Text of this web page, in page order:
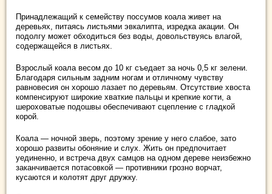
Принадлежащий к семейству поссумов коала живет на
деревьях, питаясь листьями эвкалипта, изредка акации. Он
подолгу может обходиться без воды, довольствуясь влагой,
содержащейся в листьях.
Взрослый коала весом до 10 кг съедает за ночь 0,5 кг зелени.
Благодаря сильным задним ногам и отличному чувству
равновесия он хорошо лазает по деревьям. Отсутствие хвоста
компенсируют широкие хваткие пальцы и крепкие когти, а
шероховатые подошвы обеспечивают сцепление с гладкой
корой.
Коала — ночной зверь, поэтому зрение у него слабое, зато
хорошо развиты обоняние и слух. Жить он предпочитает
уединенно, и встреча двух самцов на одном дереве неизбежно
заканчивается потасовкой — противники грозно ворчат,
кусаются и колотят друг дружку.